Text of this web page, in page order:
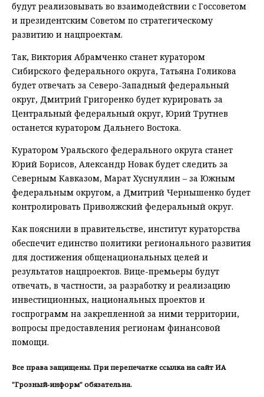
будут реализовывать во взаимодействии с Госсоветом
и президентским Советом по стратегическому
развитию и нацпроектам.
Так, Виктория Абрамченко станет куратором
Сибирского федерального округа, Татьяна Голикова
будет отвечать за Северо-Западный федеральный
округ, Дмитрий Григоренко будет курировать за
Центральный федеральный округ, Юрий Трутнев
останется куратором Дальнего Востока.
Куратором Уральского федерального округа станет
Юрий Борисов, Александр Новак будет следить за
Северным Кавказом, Марат Хуснуллин – за Южным
федеральным округом, а Дмитрий Чернышенко будет
контролировать Приволжский федеральный округ.
Как пояснили в правительстве, институт кураторства
обеспечит единство политики регионального развития
для достижения общенациональных целей и
результатов нацпроектов. Вице-премьеры будут
отвечать, в частности, за разработку и реализацию
инвестиционных, национальных проектов и
госпрограмм на закрепленной за ними территории,
вопросы предоставления регионам финансовой
помощи.
Все права защищены. При перепечатке ссылка на сайт ИА
"Грозный-информ" обязательна.